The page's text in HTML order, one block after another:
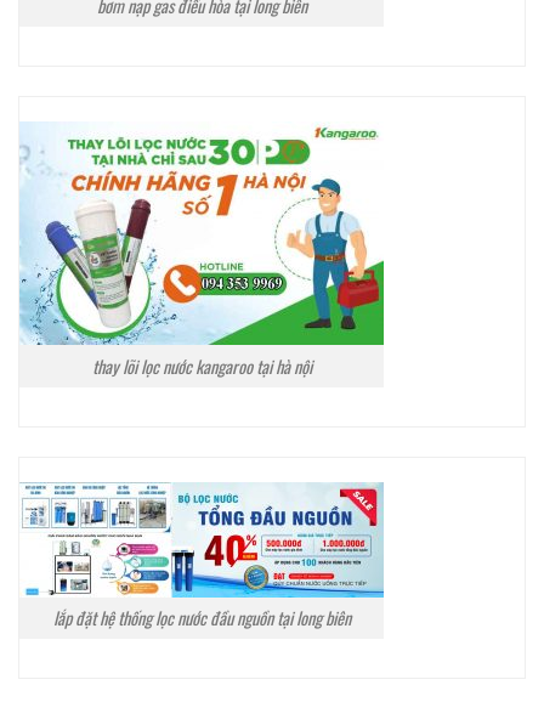
bơm nạp gas điều hòa tại long biên
thay lõi lọc nước kangaroo tại hà nội
lắp đặt hệ thống lọc nước đầu nguồn tại long biên